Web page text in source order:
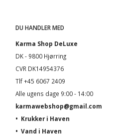
DU HANDLER MED
Karma Shop DeLuxe
DK - 9800 Hjørring
CVR DK14954376
Tlf +45 6067 2409
Alle ugens dage 9:00 - 14:00
karmawebshop@gmail.com
• Krukker i Haven
• Vand i Haven